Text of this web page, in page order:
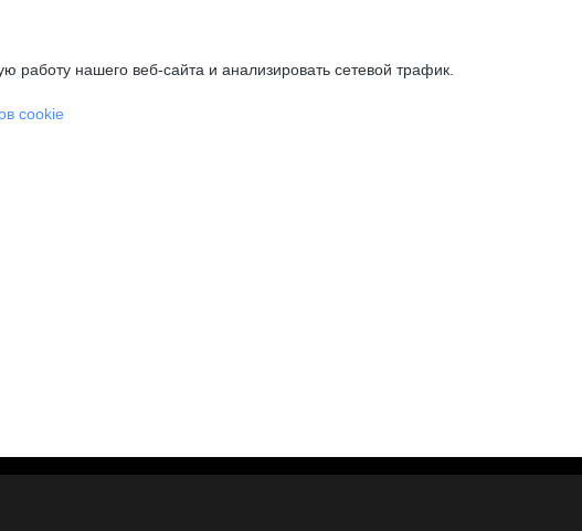
нашего веб-сайта и анализировать сетевой трафик.
cookie